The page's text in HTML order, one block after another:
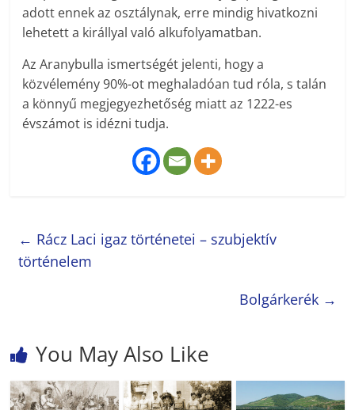
adott ennek az osztálynak, erre mindig hivatkozni
lehetett a királlyal való alkufolyamatban.
Az Aranybulla ismertségét jelenti, hogy a
közvélemény 90%-ot meghaladóan tud róla, s talán
a könnyű megjegyezhetőség miatt az 1222-es
évszámot is idézni tudja.
← Rácz Laci igaz történetei – szubjektív
történelem
Bolgárkerék →
You May Also Like